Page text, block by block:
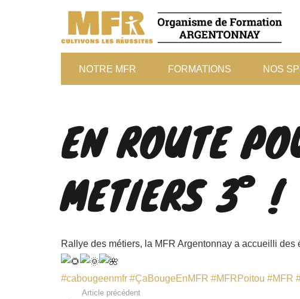
NOTRE MFR FORMATIONS NOS
EN ROUTE
METIERS 3° !
Rallye des métiers, la MFR Argentonnay a accueilli
#cabougeenmfr #ÇaBougeEnMFR #MFRPoitou #MFR
Article précédent